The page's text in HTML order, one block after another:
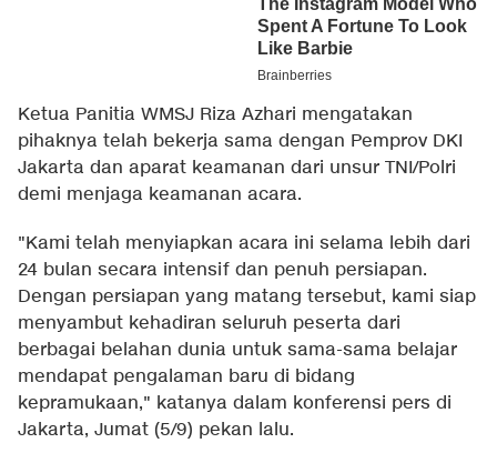
Ketua Panitia WMSJ Riza Azhari mengatakan
pihaknya telah bekerja sama dengan Pemprov DKI
Jakarta dan aparat keamanan dari unsur TNI/Polri
demi menjaga keamanan acara.
"Kami telah menyiapkan acara ini selama lebih dari
24 bulan secara intensif dan penuh persiapan.
Dengan persiapan yang matang tersebut, kami siap
menyambut kehadiran seluruh peserta dari
berbagai belahan dunia untuk sama-sama belajar
mendapat pengalaman baru di bidang
kepramukaan," katanya dalam konferensi pers di
Jakarta, Jumat (5/9) pekan lalu.